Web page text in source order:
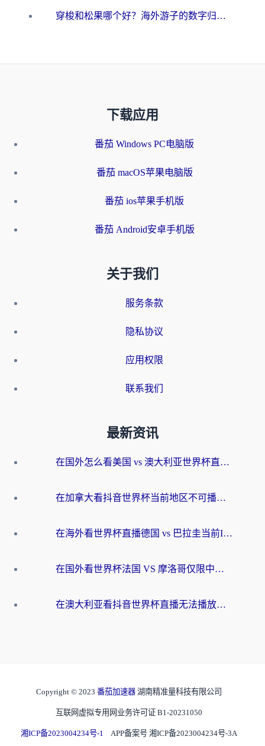
穿梭和松果哪个好？海外游子的数字归乡路，到底该怎么选
下载应用
番茄 Windows PC电脑版
番茄 macOS苹果电脑版
番茄 ios苹果手机版
番茄 Android安卓手机版
关于我们
服务条款
隐私协议
应用权限
联系我们
最新资讯
在国外怎么看美国 vs 澳大利亚世界杯直播？海外党必藏的中文解说观赛指南
在加拿大看抖音世界杯当前地区不可播放？海外党体育观赛终极指南
在海外看世界杯直播德国 vs 巴拉圭当前IP受限制？这篇指南帮你轻松解决地区限制
在国外看世界杯法国 VS 摩洛哥仅限中国大陆？别让地域限制拦下你的欢呼
在澳大利亚看抖音世界杯直播无法播放？海外党体育观赛终极指南来了！
Copyright © 2023 番茄加速器 湖南精准量科技有限公司
互联网虚拟专用网业务许可证 B1-20231050
湘ICP备2023004234号-1 APP备案号 湘ICP备2023004234号-3A